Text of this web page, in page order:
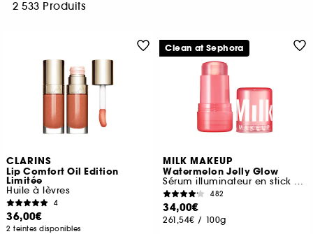
2 533 Produits
CLARINS
Lip Comfort Oil Edition
Limitée
Huile à lèvres
4
36,00€
2 teintes disponibles
MILK MAKEUP
Watermelon Jelly Glow
Sérum illuminateur en stick aux peptides
482
34,00€
261,54€ / 100g
Clean at Sephora